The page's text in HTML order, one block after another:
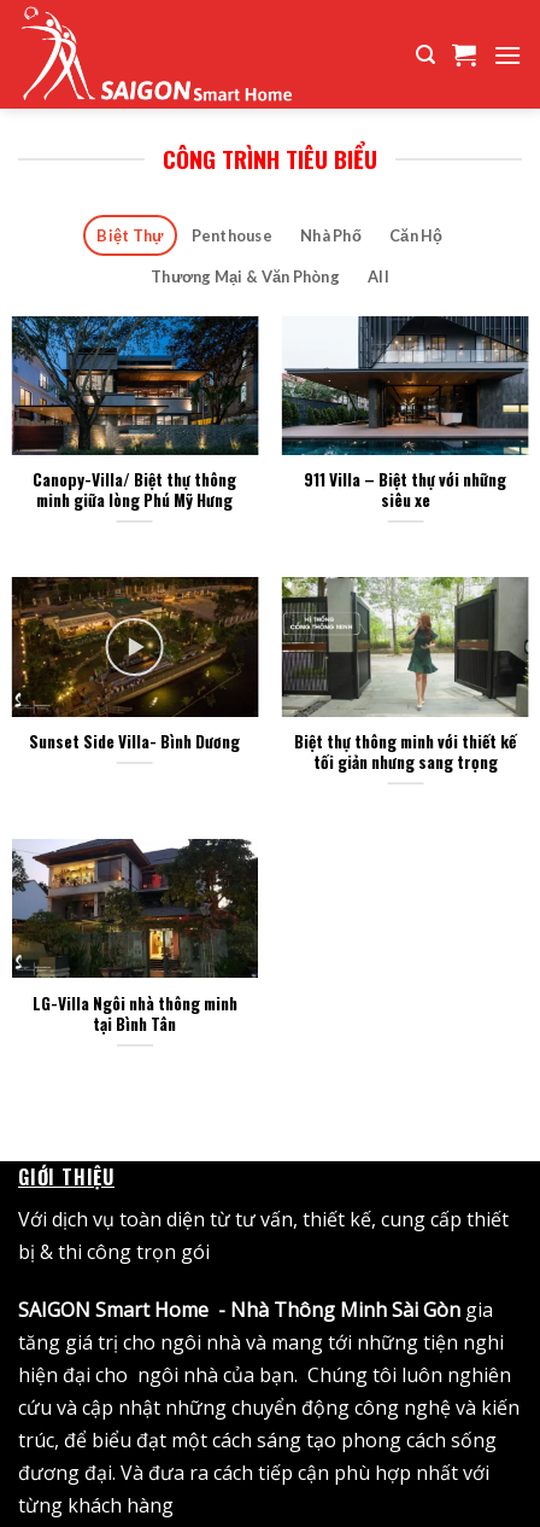
dung
CÔNG TRÌNH TIÊU BIỂU
Biệt Thự Penthouse Nhà Phố Căn Hộ
Thương Mại & Văn Phòng All
Canopy-Villa/ Biệt thự thông
minh giữa lòng Phú Mỹ Hưng
911 Villa – Biệt thự với những
siêu xe
Sunset Side Villa- Bình Dương
Biệt thự thông minh với thiết kế
tối giản nhưng sang trọng
LG-Villa Ngôi nhà thông minh
tại Bình Tân
GIỚI THIỆU
Với dịch vụ toàn diện từ tư vấn, thiết kế, cung cấp thiết
bị & thi công trọn gói
SAIGON Smart Home - Nhà Thông Minh Sài Gòn gia
tăng giá trị cho ngôi nhà và mang tới những tiện nghi
hiện đại cho ngôi nhà của bạn. Chúng tôi luôn nghiên
cứu và cập nhật những chuyển động công nghệ và kiến
trúc, để biểu đạt một cách sáng tạo phong cách sống
đương đại. Và đưa ra cách tiếp cận phù hợp nhất với
từng khách hàng